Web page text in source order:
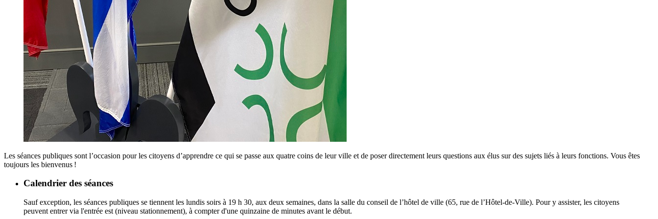
Les séances publiques sont l’occasion pour les citoyens d’apprendre ce qui se passe aux quatre coins de leur ville et de poser directement leurs questions aux élus sur des sujets liés à leurs fonctions. Vous êtes
toujours les bienvenus !
Calendrier des séances
Sauf exception, les séances publiques se tiennent les lundis soirs à 19 h 30, aux deux semaines, dans la salle du conseil de l’hôtel de ville (65, rue de l’Hôtel-de-Ville). Pour y assister, les citoyens
peuvent entrer via l'entrée est (niveau stationnement), à compter d'une quinzaine de minutes avant le début.